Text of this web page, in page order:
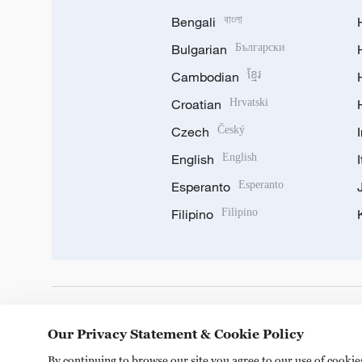
Bengali
বাংলা
Bulgarian Български
Cambodian ខ្មែរ
Croatian Hrvatski
Czech Český
English English
Esperanto Esperanto
Filipino Filipino
Our Privacy Statement & Cookie Policy